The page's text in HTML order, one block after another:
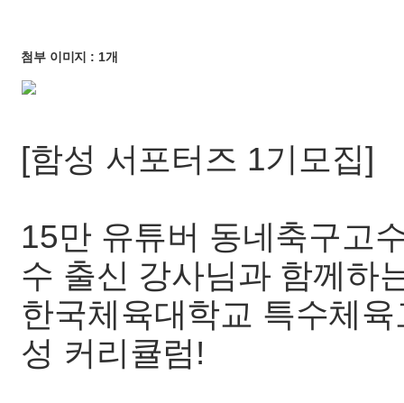
첨부 이미지 : 1개
[함성 서포터즈 1기모집]
15만 유튜버 동네축구고
수 출신 강사님과 함께하
한국체육대학교 특수체
성 커리큘럼!